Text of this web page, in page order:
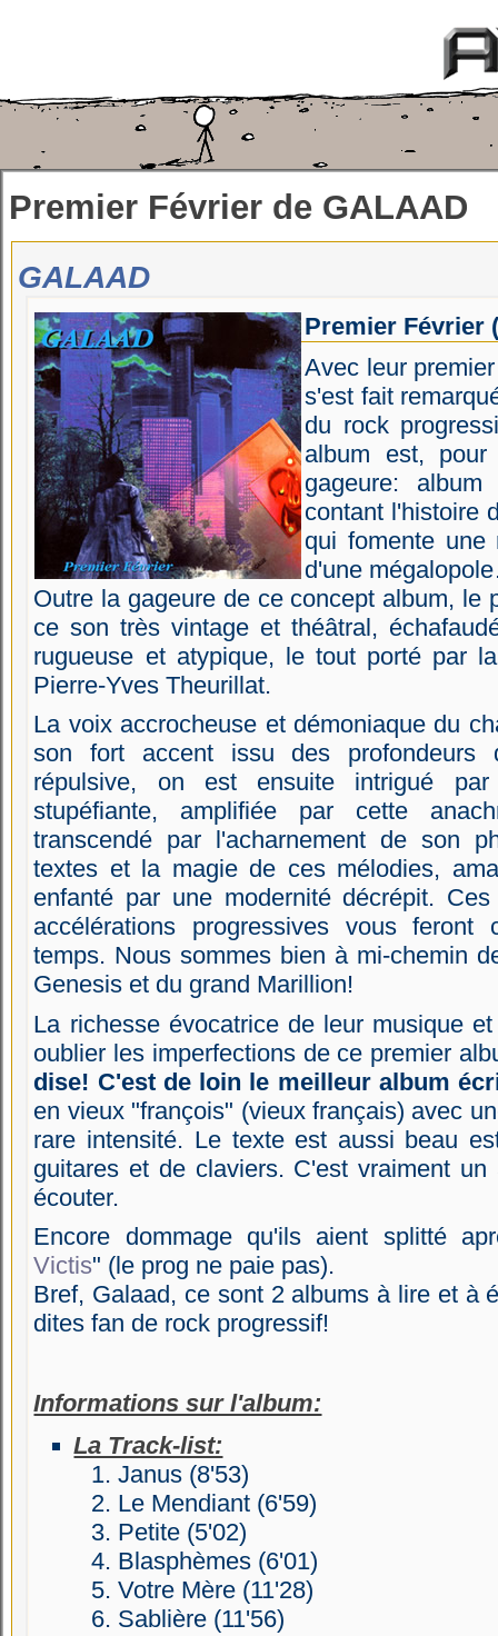
Premier Février de GALAAD
GALAAD
Premier Février
Avec leur
s'est fait
du rock
album est,
gageure: album
contant l'histoire
qui fomente une
d'une
Outre la gageure de ce concept album, le
ce son très vintage et théâtral,
rugueuse et atypique, le tout porté par
Pierre-Yves Theurillat.
La voix accrocheuse et démoniaque du
son fort accent issu des profondeurs
répulsive, on est ensuite intrigué
stupéfiante, amplifiée par cette
transcendé par l'acharnement de son
textes et la magie de ces mélodies,
enfanté par une modernité décrépit.
accélérations progressives vous
temps. Nous sommes bien à mi-chemin
Genesis et du grand Marillion!
La richesse évocatrice de leur musique
oublier les imperfections de ce premier
dise! C'est de loin le meilleur album
en vieux "françois" (vieux français) avec
rare intensité. Le texte est aussi beau
guitares et de claviers. C'est vraiment
écouter.
Encore dommage qu'ils aient splitté
Victis" (le prog ne paie pas).
Bref, Galaad, ce sont 2 albums à lire et à
dites fan de rock progressif!
Informations sur l'album:
La Track-list:
Janus (8'53)
Le Mendiant (6'59)
Petite (5'02)
Blasphèmes (6'01)
Votre Mère (11'28)
Sablière (11'56)